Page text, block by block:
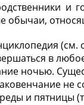
и
обычаи,
(см.
в
ночью.
не
и пятницы